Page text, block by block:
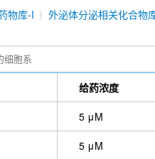
(Genistoside) MPP
Propyl pyrazole triol
物库-I 外泌体分泌相关化合物
给药浓度
5 μM
5 μM